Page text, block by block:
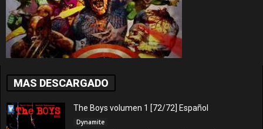
MAS DESCARGADO
The Boys volumen 1 [72/72] Español
Dynamite